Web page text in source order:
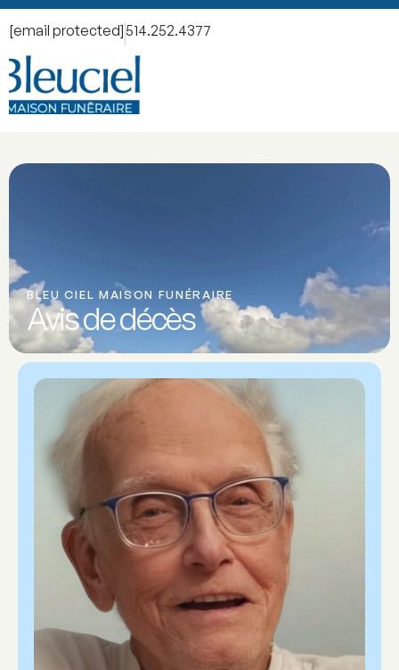
[email protected] 514.252.4377
BLEU CIEL MAISON FUNÉRAIRE
Avis de décès